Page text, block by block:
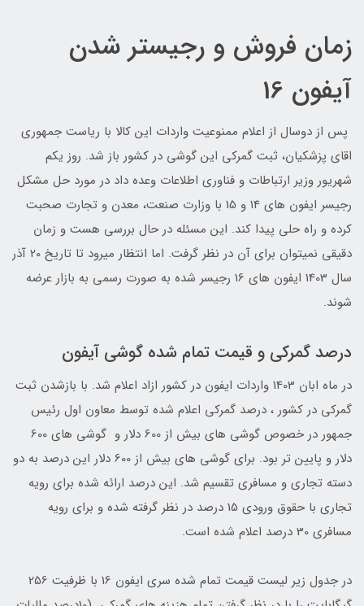
زمان فروش و رجیستر شدن
آیفون 16
پس از دوسال از اعلام ممنوعیت واردات این کالا با ریاست جمهوری
اقای پزشکیان، ثبت گمرکی این گوشی در کشور باز شد. روز یکم
شهریور وزیر ارتباطات و فناوری اطلاعات وعده داد در مورد حل مشکل
رجیسر ایفون های 14 و 15 با وزارت صنعت، معدن و تجارت صحبت
کرده و راه حلی پیدا کند. این مسئله در حال بررسی هست و زمان
دقیقی نمیتوان برای آن در نظر گرفت. اما انتظار میرود تا تاریخ 20 آذر
سال 1403 ایفون های 16 رجیسر شده به صورت رسمی به بازار عرضه
شوند.
درصد گمرکی و قیمت تمام شده گوشی آیفون
در ماه ابان 1403 واردات ایفون در کشور ازاد اعلام شد. با بازشدن ثبت
گمرکی در کشور ، درصد گمرکی اعلام شده توسط معاون اول رئیس
جمهور در خصوص گوشی های بیش از 600 دلار و گوشی های 600
دلار و پایین تر بود. برای گوشی های بیش از 600 دلار این درصد به دو
دسته تجاری و مسافری تقسیم شد. این درصد ارائه شده برای رویه
تجاری با حقوق ورودی 15 درصد در نظر گرفته شده و برای رویه
مسافری 30 درصد اعلام شده است.
در جدول زیر لیست قیمت تمام شده سری ایفون 16 با ظرفیت 256